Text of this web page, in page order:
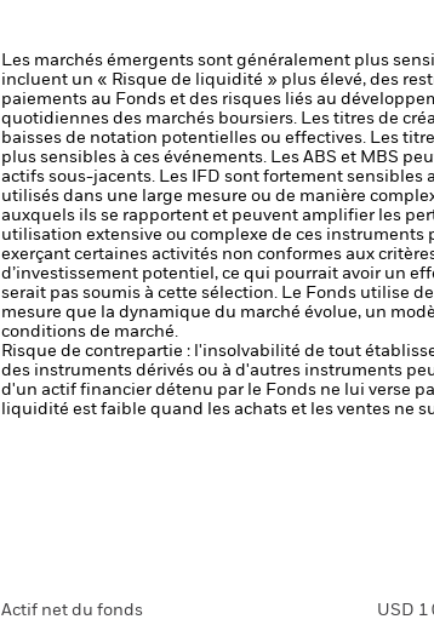
Les marchés émergents sont généralement plus
incluent un « Risque de liquidité » plus élevé, des
paiements au Fonds et des risques liés au
quotidiennes des marchés boursiers. Les titres de
baisses de notation potentielles ou effectives. Les
plus sensibles à ces événements. Les ABS et MBS
actifs sous-jacents. Les IFD sont fortement
utilisés dans une large mesure ou de manière
auxquels ils se rapportent et peuvent amplifier les
utilisation extensive ou complexe de ces
exerçant certaines activités non conformes aux
d’investissement potentiel, ce qui pourrait avoir un
serait pas soumis à cette sélection. Le Fonds utilise
mesure que la dynamique du marché évolue, un
conditions de marché.
Risque de contrepartie : l'insolvabilité de tout
des instruments dérivés ou à d'autres instruments
d'un actif financier détenu par le Fonds ne lui verse
liquidité est faible quand les achats et les ventes ne
Actif net du fonds USD